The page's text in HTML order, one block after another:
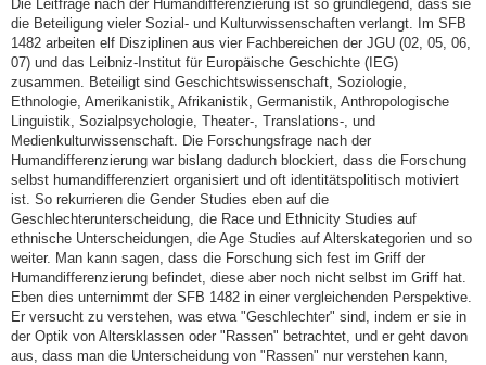
Die Leitfrage nach der Humandifferenzierung ist so grundlegend, dass sie
die Beteiligung vieler Sozial- und Kulturwissenschaften verlangt. Im SFB
1482 arbeiten elf Disziplinen aus vier Fachbereichen der JGU (02, 05, 06,
07) und das Leibniz-Institut für Europäische Geschichte (IEG)
zusammen. Beteiligt sind Geschichtswissenschaft, Soziologie,
Ethnologie, Amerikanistik, Afrikanistik, Germanistik, Anthropologische
Linguistik, Sozialpsychologie, Theater-, Translations-, und
Medienkulturwissenschaft. Die Forschungsfrage nach der
Humandifferenzierung war bislang dadurch blockiert, dass die Forschung
selbst humandifferenziert organisiert und oft identitätspolitisch motiviert
ist. So rekurrieren die Gender Studies eben auf die
Geschlechterunterscheidung, die Race und Ethnicity Studies auf
ethnische Unterscheidungen, die Age Studies auf Alterskategorien und so
weiter. Man kann sagen, dass die Forschung sich fest im Griff der
Humandifferenzierung befindet, diese aber noch nicht selbst im Griff hat.
Eben dies unternimmt der SFB 1482 in einer vergleichenden Perspektive.
Er versucht zu verstehen, was etwa "Geschlechter" sind, indem er sie in
der Optik von Altersklassen oder "Rassen" betrachtet, und er geht davon
aus, dass man die Unterscheidung von "Rassen" nur verstehen kann,